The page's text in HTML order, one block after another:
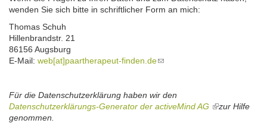
wenden Sie sich bitte in schriftlicher Form an mich:
Thomas Schuh
Hillenbrandstr. 21
86156 Augsburg
E-Mail: web[at]paartherapeut-finden.de(link
mail)
Für die Datenschutzerklärung haben wir den
Datenschutzerklärungs-Generator der activeMind AG (linkzur Hilfe
genommen